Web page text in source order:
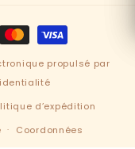
propulsé par
d’expédition
Coordonnées